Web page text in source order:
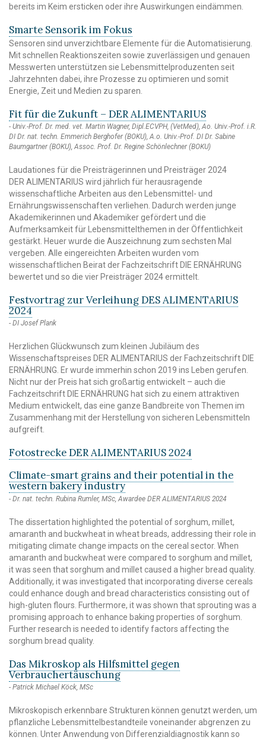
bereits im Keim ersticken oder ihre Auswirkungen eindämmen.
Smarte Sensorik im Fokus
Sensoren sind unverzichtbare Elemente für die Automatisierung.
Mit schnellen Reaktionszeiten sowie zuverlässigen und genauen
Messwerten unterstützen sie Lebensmittelproduzenten seit
Jahrzehnten dabei, ihre Prozesse zu optimieren und somit
Energie, Zeit und Medien zu sparen.
Fit für die Zukunft – DER ALIMENTARIUS
Univ.-Prof. Dr. med. vet. Martin Wagner, Dipl.ECVPH, (VetMed), Ao. Univ.-Prof. i.R.
DI Dr. nat. techn. Emmerich Berghofer (BOKU), A.o. Univ.-Prof. DI Dr. Sabine
Baumgartner (BOKU), Assoc. Prof. Dr. Regine Schönlechner (BOKU)
Laudationes für die Preisträgerinnen und Preisträger 2024
DER ALIMENTARIUS wird jährlich für herausragende
wissenschaftliche Arbeiten aus den Lebensmittel- und
Ernährungswissenschaften verliehen. Dadurch werden junge
Akademikerinnen und Akademiker gefördert und die
Aufmerksamkeit für Lebensmittelthemen in der Öffentlichkeit
gestärkt. Heuer wurde die Auszeichnung zum sechsten Mal
vergeben. Alle eingereichten Arbeiten wurden vom
wissenschaftlichen Beirat der Fachzeitschrift DIE ERNÄHRUNG
bewertet und so die vier Preisträger 2024 ermittelt.
Festvortrag zur Verleihung DES ALIMENTARIUS
2024
DI Josef Plank
Herzlichen Glückwunsch zum kleinen Jubiläum des
Wissenschaftspreises DER ALIMENTARIUS der Fachzeitschrift DIE
ERNÄHRUNG. Er wurde immerhin schon 2019 ins Leben gerufen.
Nicht nur der Preis hat sich großartig entwickelt – auch die
Fachzeitschrift DIE ERNÄHRUNG hat sich zu einem attraktiven
Medium entwickelt, das eine ganze Bandbreite von Themen im
Zusammenhang mit der Herstellung von sicheren Lebensmitteln
aufgreift.
Fotostrecke DER ALIMENTARIUS 2024
Climate-smart grains and their potential in the
western bakery industry
Dr. nat. techn. Rubina Rumler, MSc, Awardee DER ALIMENTARIUS 2024
The dissertation highlighted the potential of sorghum, millet,
amaranth and buckwheat in wheat breads, addressing their role in
mitigating climate change impacts on the cereal sector. When
amaranth and buckwheat were compared to sorghum and millet,
it was seen that sorghum and millet caused a higher bread quality.
Additionally, it was investigated that incorporating diverse cereals
could enhance dough and bread characteristics consisting out of
high-gluten flours. Furthermore, it was shown that sprouting was a
promising approach to enhance baking properties of sorghum.
Further research is needed to identify factors affecting the
sorghum bread quality.
Das Mikroskop als Hilfsmittel gegen
Verbrauchertäuschung
Patrick Michael Köck, MSc
Mikroskopisch erkennbare Strukturen können genutzt werden, um
pflanzliche Lebensmittelbestandteile voneinander abgrenzen zu
können. Unter Anwendung von Differenzialdiagnostik kann so